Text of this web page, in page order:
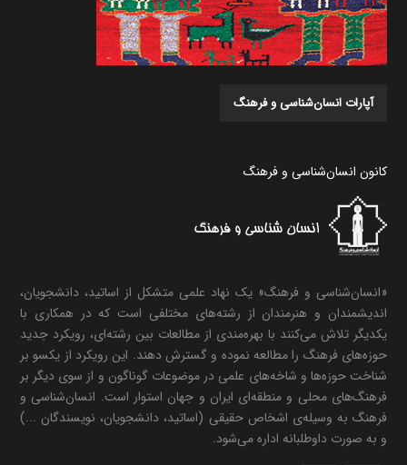
آپارات انسان‌شناسی و فرهنگ
کانون انسان‌شناسی و فرهنگ
«انسان‌شناسی و فرهنگ» یک نهاد علمی متشکل از اساتید، دانشجویان،
اندیشمندان و هنرمندان از رشته‌های مختلفی است که در همکاری با
یکدیگر تلاش می‌کنند با بهره‌مندی از مطالعات بین رشته‌ای، رویکرد جدید
حوزه‌های فرهنگ را مطالعه نموده و گسترش دهند. این رویکرد از یکسو بر
شناخت حوزه‌ها و شاخه‌های علمی در موضوعات گوناگون و از سوی دیگر بر
فرهنگ‌های محلی و منطقه‌ای ایران و جهان استوار است. انسان‌شناسی و
فرهنگ به وسیله‌ی اشخاص حقیقی (اساتید، دانشجویان، نویسندگان ...)
و به صورت داوطلبانه اداره می‌شود.